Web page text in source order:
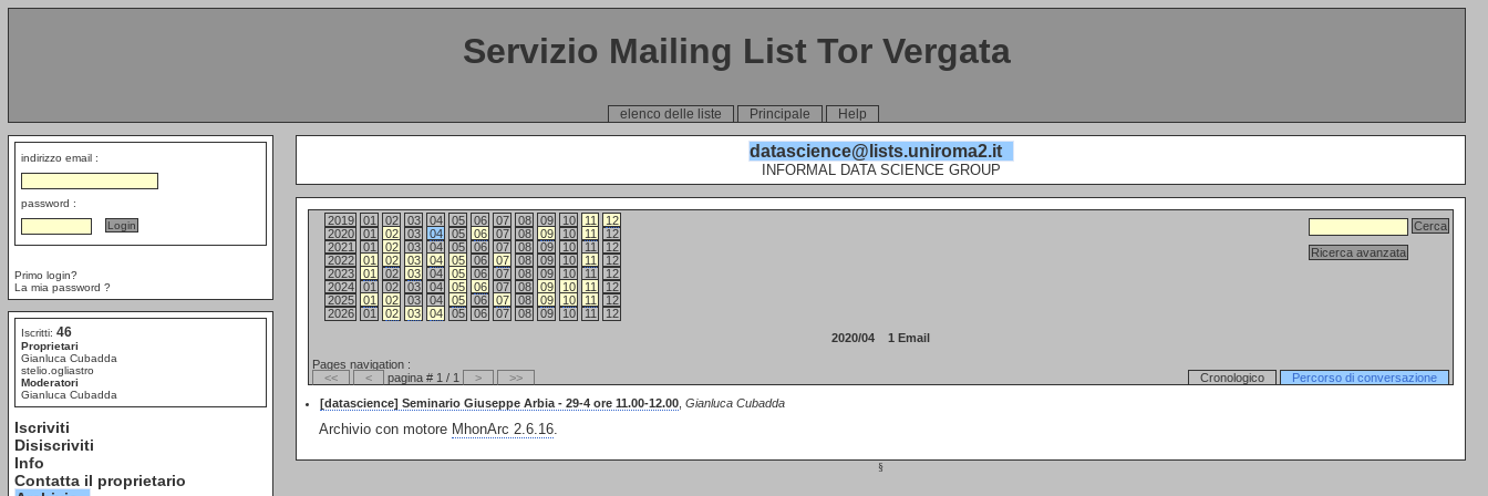
Servizio Mailing List Tor Vergata
elenco delle liste Principale Help
indirizzo email :
password :
Primo login?
La mia password ?
Iscritti: 46
Proprietari
Gianluca Cubadda
stelio.ogliastro
Moderatori
Gianluca Cubadda
Iscriviti
Disiscriviti
Info
Contatta il proprietario
datascience@lists.uniroma2.it
INFORMAL DATA SCIENCE GROUP
2019 01 02 03 04 05 06 07 08 09 10 11
12
2020
01 02 03 04 05 06 07 08 09 10 11
12
2021
01 02 03 04 05 06 07 08 09 10 11
12
2022
01 02 03 04 05 06 07 08 09 10 11
12
2023
01 02 03 04 05 06 07 08 09 10 11
12
2024
01 02 03 04 05 06 07 08 09 10 11
12
2025
01 02 03 04 05 06 07 08 09 10 11
12
2026
01 02 03 04 05 06 07 08 09 10 11
12
2020/04 1 Email
Pages navigation :
Cronologico
Percorso di conversazione
<< < pagina # 1 / 1 >
>>
[datascience] Seminario Giuseppe Arbia - 29-4 ore 11.00-12.00 Gianluca Cubadda
Archivio con motore MhonArc 2.6.16.
§